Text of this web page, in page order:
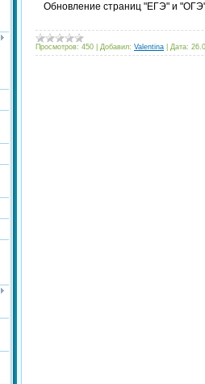
Обновление страниц "ЕГЭ" и
Просмотров: 450 Добавил: Valentina Дата: